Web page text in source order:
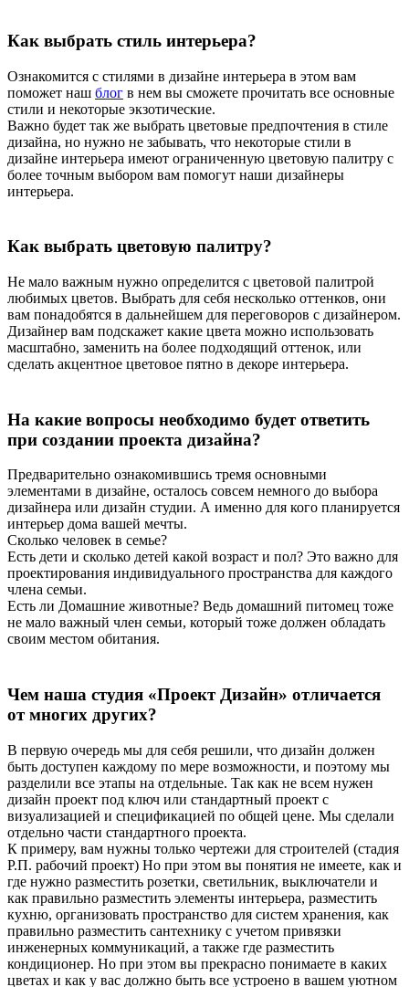
Как выбрать стиль интерьера?
Ознакомится с стилями в дизайне интерьера в этом вам
поможет наш блог в нем вы сможете прочитать все основные
стили и некоторые экзотические.
Важно будет так же выбрать цветовые предпочтения в стиле
дизайна, но нужно не забывать, что некоторые стили в
дизайне интерьера имеют ограниченную цветовую палитру с
более точным выбором вам помогут наши дизайнеры
интерьера.
Как выбрать цветовую палитру?
Не мало важным нужно определится с цветовой палитрой
любимых цветов. Выбрать для себя несколько оттенков, они
вам понадобятся в дальнейшем для переговоров с дизайнером.
Дизайнер вам подскажет какие цвета можно использовать
масштабно, заменить на более подходящий оттенок, или
сделать акцентное цветовое пятно в декоре интерьера.
На какие вопросы необходимо будет ответить
при создании проекта дизайна?
Предварительно ознакомившись тремя основными
элементами в дизайне, осталось совсем немного до выбора
дизайнера или дизайн студии. А именно для кого планируется
интерьер дома вашей мечты.
Сколько человек в семье?
Есть дети и сколько детей какой возраст и пол? Это важно для
проектирования индивидуального пространства для каждого
члена семьи.
Есть ли Домашние животные? Ведь домашний питомец тоже
не мало важный член семьи, который тоже должен обладать
своим местом обитания.
Чем наша студия «Проект Дизайн» отличается
от многих других?
В первую очередь мы для себя решили, что дизайн должен
быть доступен каждому по мере возможности, и поэтому мы
разделили все этапы на отдельные. Так как не всем нужен
дизайн проект под ключ или стандартный проект с
визуализацией и спецификацией по общей цене. Мы сделали
отдельно части стандартного проекта.
К примеру, вам нужны только чертежи для строителей (стадия
Р.П. рабочий проект) Но при этом вы понятия не имеете, как и
где нужно разместить розетки, светильник, выключатели и
как правильно разместить элементы интерьера, разместить
кухню, организовать пространство для систем хранения, как
правильно разместить сантехнику с учетом привязки
инженерных коммуникаций, а также где разместить
кондиционер. Но при этом вы прекрасно понимаете в каких
цветах и как у вас должно быть все устроено в вашем уютном